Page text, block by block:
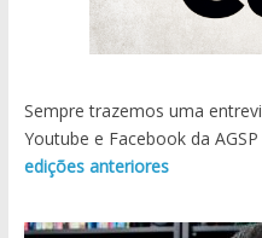
Sempre trazemos uma
Youtube e Facebook da AGSP
edições anteriores